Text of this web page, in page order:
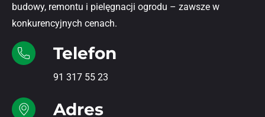
budowy, remontu i pielęgnacji ogrodu – zawsze w
konkurencyjnych cenach.
Telefon
91 317 55 23
Adres